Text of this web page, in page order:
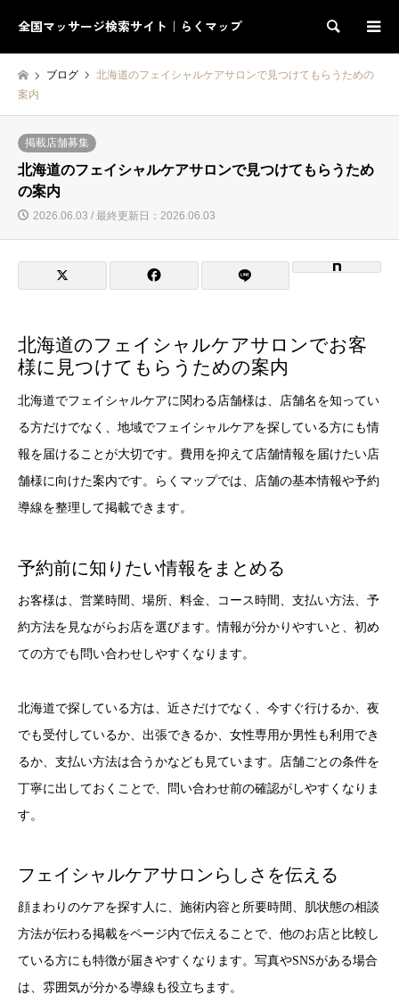
全国マッサージ検索サイト｜らくマップ 検索
ブログ
北海道のフェイシャルケアサロンで見つけてもらうための
案内
掲載店舗募集
北海道のフェイシャルケアサロンで見つけてもらうため
の案内
2026.06.03 / 最終更新日：2026.06.03
北海道のフェイシャルケアサロンでお客
様に見つけてもらうための案内
北海道でフェイシャルケアに関わる店舗様は、店舗名を知ってい
る方だけでなく、地域でフェイシャルケアを探している方にも情
報を届けることが大切です。費用を抑えて店舗情報を届けたい店
舗様に向けた案内です。らくマップでは、店舗の基本情報や予約
導線を整理して掲載できます。
予約前に知りたい情報をまとめる
お客様は、営業時間、場所、料金、コース時間、支払い方法、予
約方法を見ながらお店を選びます。情報が分かりやすいと、初め
ての方でも問い合わせしやすくなります。
北海道で探している方は、近さだけでなく、今すぐ行けるか、夜
でも受付しているか、出張できるか、女性専用か男性も利用でき
るか、支払い方法は合うかなども見ています。店舗ごとの条件を
丁寧に出しておくことで、問い合わせ前の確認がしやすくなりま
す。
フェイシャルケアサロンらしさを伝える
顔まわりのケアを探す人に、施術内容と所要時間、肌状態の相談
方法が伝わる掲載をページ内で伝えることで、他のお店と比較し
ている方にも特徴が届きやすくなります。写真やSNSがある場合
は、雰囲気が分かる導線も役立ちます。